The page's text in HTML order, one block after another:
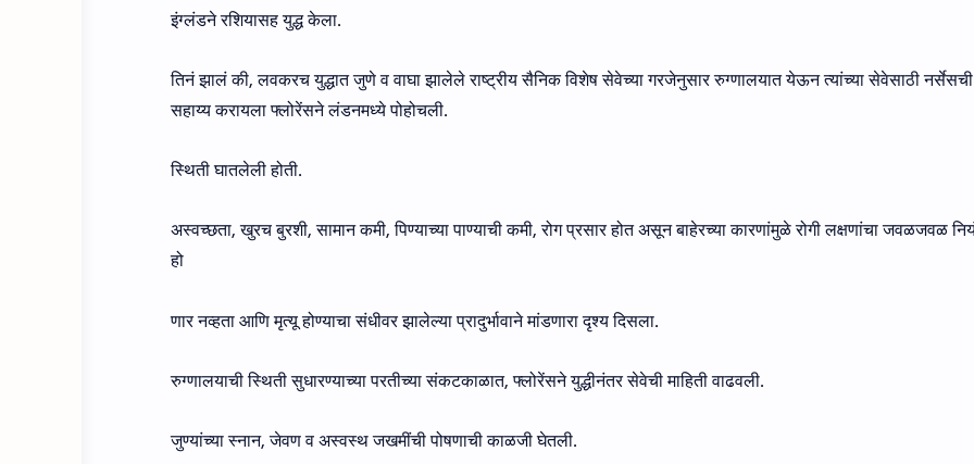
इंग्लंडने रशियासह युद्ध केला.
तिनं झालं की, लवकरच युद्धात जुणे व वाघा झालेले राष्ट्रीय सैनिक विशेष सेवेच्या गरजेनुसार रुग्णालयात येऊन त्यांच्या सेवेसाठी नर्सेसची
सहाय्य करायला फ्लोरेंसने लंडनमध्ये पोहोचली.
स्थिती घातलेली होती.
अस्वच्छता, खुरच बुरशी, सामान कमी, पिण्याच्या पाण्याची कमी, रोग प्रसार होत असून बाहेरच्या कारणांमुळे रोगी लक्षणांचा जवळजवळ
हो
णार नव्हता आणि मृत्यू होण्याचा संधीवर झालेल्या प्रादुर्भावाने मांडणारा दृश्य दिसला.
रुग्णालयाची स्थिती सुधारण्याच्या परतीच्या संकटकाळात, फ्लोरेंसने युद्धीनंतर सेवेची माहिती वाढवली.
जुण्यांच्या स्नान, जेवण व अस्वस्थ जखमींची पोषणाची काळजी घेतली.